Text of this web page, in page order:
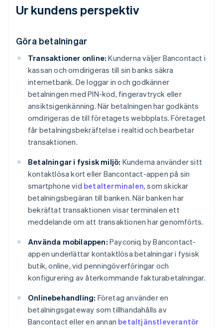
Ur kundens perspektiv
Göra betalningar
Transaktioner online: Kunderna väljer Bancontact i
kassan och omdirigeras till sin banks säkra
internetbank. De loggar in och godkänner
betalningen med PIN-kod, fingeravtryck eller
ansiktsigenkänning. När betalningen har godkänts
omdirigeras de till företagets webbplats. Företaget
får betalningsbekräftelse i realtid och bearbetar
transaktionen.
Betalningar i fysisk miljö: Kunderna använder sitt
kontaktlösa kort eller Bancontact-appen på sin
smartphone vid betalterminalen, som skickar
betalningsbegäran till banken. När banken har
bekräftat transaktionen visar terminalen ett
meddelande om att transaktionen har genomförts.
Använda mobilappen: Payconiq by Bancontact-
appen underlättar kontaktlösa betalningar i fysisk
butik, online, vid penningöverföringar och
konfigurering av återkommande fakturabetalningar.
Onlinebehandling: Företag använder en
betalningsgateway som tillhandahålls av
Bancontact eller en annan betaltjänstleverantör